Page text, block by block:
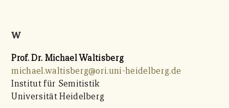
W
Prof. Dr. Michael Waltisberg
michael.waltisberg@ori.uni-heidelberg.de
Institut für Semitistik
Universität Heidelberg